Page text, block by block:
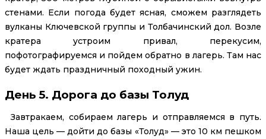
стенами. Если погода будет ясная, сможем разглядеть
вулканы Ключевской группы и Толбачинский дол. Возле
кратера устроим привал, перекусим,
пофотографируемся и пойдем обратно в лагерь. Там нас
будет ждать праздничный походный ужин.
День 5. Дорога до базы Толуд
Завтракаем, собираем лагерь и отправляемся в путь.
Наша цель — дойти до базы «Толуд» — это 10 км пешком